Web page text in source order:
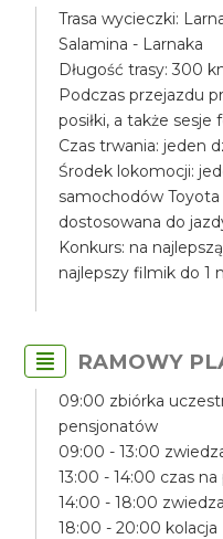
Trasa wycieczki:
Salamina - Larnaka
Długość trasy: 300
Podczas przejazdu
posiłki, a także
Czas trwania: jeden
Środek lokomocji:
samochodów Toyota
dostosowana do
Konkurs: na
najlepszy filmik do 1
RAMOWY
09:00 zbiórka
pensjonatów
09:00 - 13:00
13:00 - 14:00 czas
14:00 - 18:00
18:00 - 20:00 kolacja